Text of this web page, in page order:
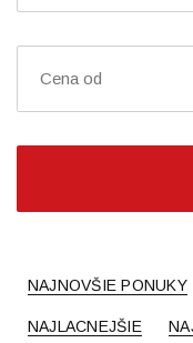
NAJNOVŠIE PONUKY
NAJLACNEJŠIE